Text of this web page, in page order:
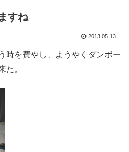
すね
2013.05.13
時を費やし、ようやくダンボー
た。